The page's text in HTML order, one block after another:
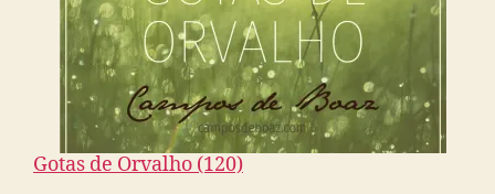
Gotas de Orvalho (120)